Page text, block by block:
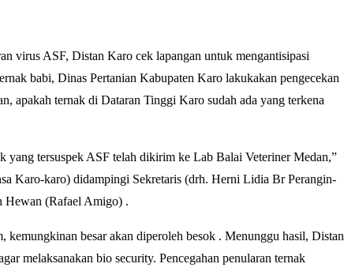
virus ASF, Distan Karo cek lapangan untuk mengantisipasi
babi, Dinas Pertanian Kabupaten Karo lakukakan pengecekan
apakah ternak di Dataran Tinggi Karo sudah ada yang terkena
yang tersuspek ASF telah dikirim ke Lab Balai Veteriner Medan,”
Karo-karo) didampingi Sekretaris (drh. Herni Lidia Br Perangin-
Hewan (Rafael Amigo) .
besar akan diperoleh besok . Menunggu hasil, Distan
melaksanakan bio security. Pencegahan penularan ternak